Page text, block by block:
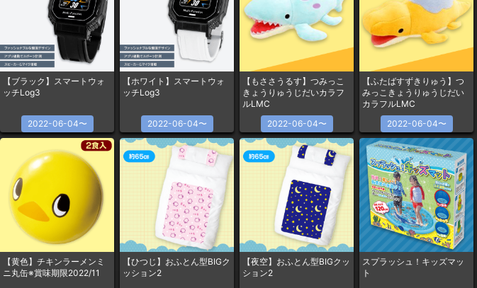
【ブラック】スマートウォ
ッチLog3
2022-06-04〜
【ホワイト】スマートウォ
ッチLog3
2022-06-04〜
【もささうるす】つみっこ
きょうりゅうじだいカラフ
ルLMC
2022-06-04〜
【ふたばすずきりゅう】つ
みっこきょうりゅうじだい
カラフルLMC
2022-06-04〜
【黄色】チキンラーメンミ
ニ丸缶※賞味期限2022/11
【ひつじ】おふとん型BIGク
ッション2
【夜空】おふとん型BIGクッ
ション2
スプラッシュ！キッズマッ
ト